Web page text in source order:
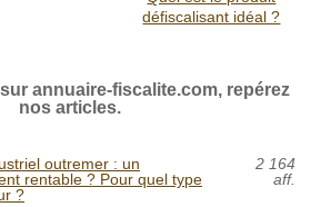
défiscalisant idéal ?
annuaire-fiscalite.com, repérez
nos articles.
outremer : un
rentable ? Pour quel type
?
2 164
aff.